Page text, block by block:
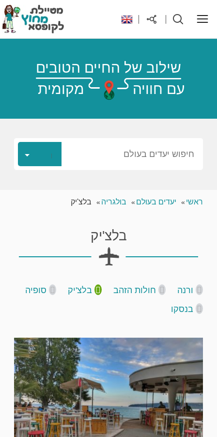
יעדים בעולם
טיפים והנחות לטיול
רילוקיישן לקפריסין
שילוב של החיים הטובים
עם חוויה
מקומית
חיפוש יעדים בעולם
ראשי יעדים בעולם בולגריה בלצ'יק
בלצ'יק
ורנה חולות הזהב בלצ'יק
סופיה
בנסקו